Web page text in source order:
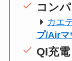
コン
カエ
プ/Airマ
QI充